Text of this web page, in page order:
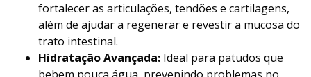
fortalecer as articulações, tendões e cartilagens,
além de ajudar a regenerar e revestir a mucosa do
trato intestinal.
Hidratação Avançada: Ideal para patudos que